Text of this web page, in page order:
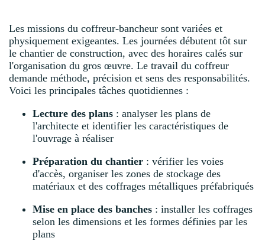
Les missions du coffreur-bancheur sont variées et
physiquement exigeantes. Les journées débutent tôt sur
le chantier de construction, avec des horaires calés sur
l'organisation du gros œuvre. Le travail du coffreur
demande méthode, précision et sens des responsabilités.
Voici les principales tâches quotidiennes :
Lecture des plans : analyser les plans de
l'architecte et identifier les caractéristiques de
l'ouvrage à réaliser
Préparation du chantier : vérifier les voies
d'accès, organiser les zones de stockage des
matériaux et des coffrages métalliques préfabriqués
Mise en place des banches : installer les coffrages
selon les dimensions et les formes définies par les
plans